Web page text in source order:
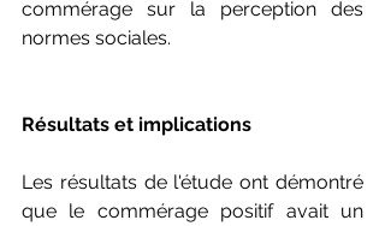
commérage sur la perception des
normes sociales.
Résultats et implications
Les résultats de l'étude ont démontré
que le commérage positif avait un